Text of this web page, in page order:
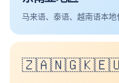
马来语、泰语、越南语本地